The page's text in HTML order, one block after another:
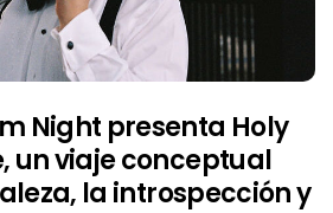
Night presenta Holy
un viaje conceptual
la introspección y